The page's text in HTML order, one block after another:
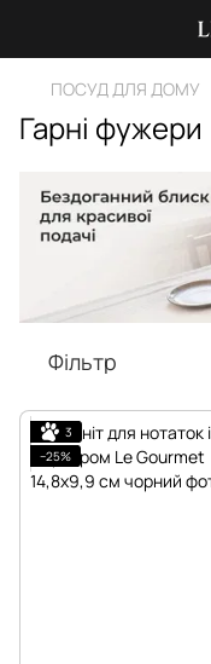
ПОСУД ДЛЯ ДОМУ
Гарні фужери
Фільтр
3
−25%